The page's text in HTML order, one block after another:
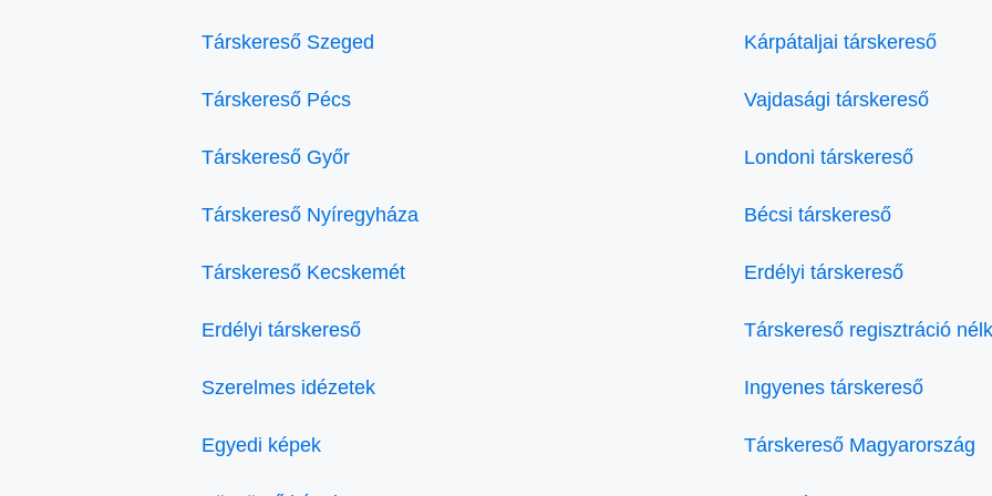
Társkereső Szeged
Társkereső Pécs
Társkereső Győr
Társkereső Nyíregyháza
Társkereső Kecskemét
Erdélyi társkereső
Szerelmes idézetek
Egyedi képek
Kárpátaljai társkereső
Vajdasági társkereső
Londoni társkereső
Bécsi társkereső
Erdélyi társkereső
Társkereső regisztráció
Ingyenes társkereső
Társkereső Magyarország